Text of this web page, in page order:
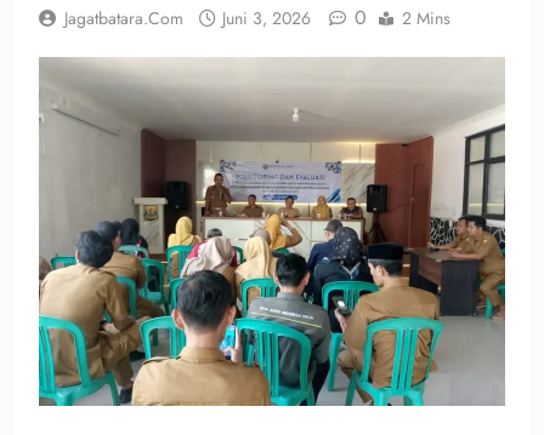
Jagatbatara.com Juni 3, 2026 0 2 Mins